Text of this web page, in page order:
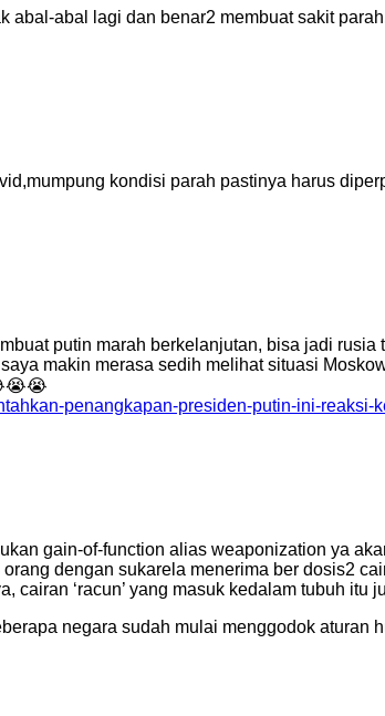
abal lagi dan benar2 membuat sakit
kondisi parah pastinya harus
putin marah berkelanjutan, bisa jadi
makin merasa sedih melihat situasi
penangkapan-presiden-putin-ini-reaksi-
gain-of-function alias weaponization ya
dengan sukarela menerima ber dosis2
‘racun’ yang masuk kedalam tubuh itu
negara sudah mulai menggodok aturan